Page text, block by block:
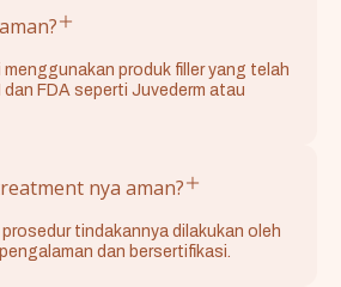
produk filler yang telah
FDA seperti Juvederm atau
nya aman?
tindakannya dilakukan oleh
dan bersertifikasi.